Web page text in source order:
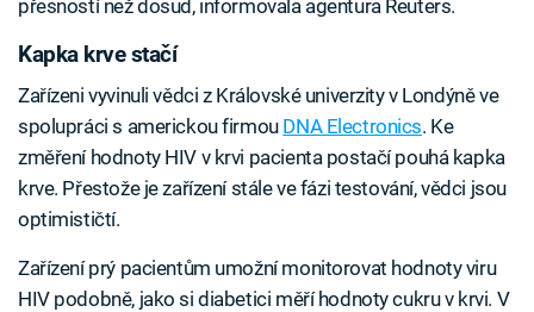
přesností než dosud, informovala agentura Reuters.
Kapka krve stačí
Zařízeni vyvinuli vědci z Královské univerzity v Londýně ve
spolupráci s americkou firmou DNA Electronics. Ke
změření hodnoty HIV v krvi pacienta postačí pouhá kapka
krve. Přestože je zařízení stále ve fázi testování, vědci jsou
optimističtí.
Zařízení prý pacientům umožní monitorovat hodnoty viru
HIV podobně, jako si diabetici měří hodnoty cukru v krvi. V